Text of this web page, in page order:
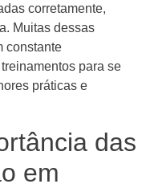
corretamente,
Muitas dessas
constante
para se
práticas e
das
em